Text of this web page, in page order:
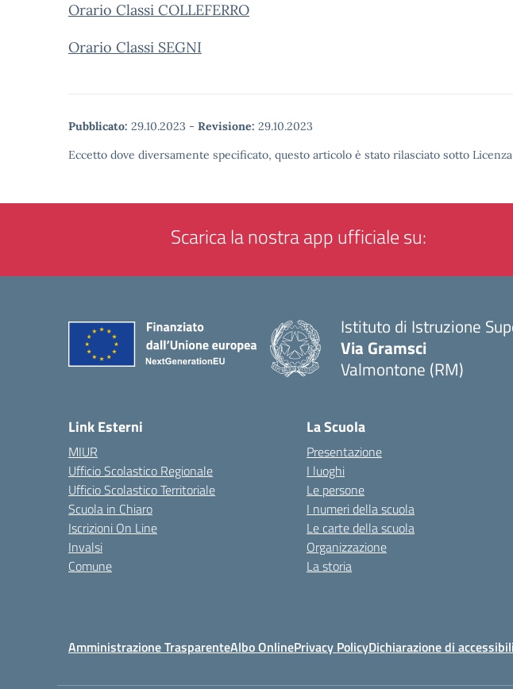
Orario Classi COLLEFERRO
Orario Classi SEGNI
Pubblicato: 29.10.2023 - Revisione: 29.10.2023
Eccetto dove diversamente specificato, questo articolo è stato rilasciato sotto
Scarica la nostra app ufficiale su:
Istituto di Istruzione
Via Gramsci
Valmontone (RM)
Link Esterni
MIUR
Ufficio Scolastico Regionale
Ufficio Scolastico Territoriale
Scuola in Chiaro
Iscrizioni On Line
Invalsi
Comune
La Scuola
Presentazione
I luoghi
Le persone
I numeri della scuola
Le carte della scuola
Organizzazione
La storia
Amministrazione TrasparenteAlbo OnlinePrivacy PolicyDichiarazione di